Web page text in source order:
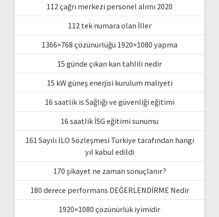
112 çağrı merkezi personel alımı 2020
112 tek numara olan İller
1366×768 çözünürlüğü 1920×1080 yapma
15 günde çıkan kan tahlili nedir
15 kW güneş enerjisi kurulum maliyeti
16 saatlik is Sağlığı ve güvenliği eğitimi
16 saatlik İSG eğitimi sunumu
161 Sayılı ILO Sözleşmesi Türkiye tarafından hangi
yıl kabul edildi
170 şikayet ne zaman sonuçlanır?
180 derece performans DEĞERLENDİRME Nedir
1920×1080 çözünürlük iyimidir